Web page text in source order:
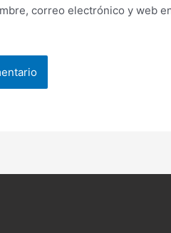
correo electrónico y web